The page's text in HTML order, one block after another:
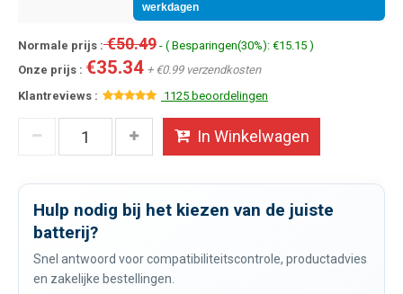
werkdagen
Normale prijs :€50.49 - ( Besparingen(30%): €15.15 )
Onze prijs : €35.34 + €0.99 verzendkosten
Klantreviews :
1125 beoordelingen
In Winkelwagen
Hulp nodig bij het kiezen van de juiste
batterij?
Snel antwoord voor compatibiliteitscontrole, productadvies
en zakelijke bestellingen.